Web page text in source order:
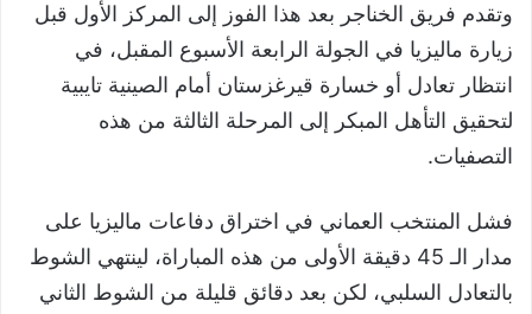
وتقدم فريق الخناجر بعد هذا الفوز إلى المركز الأول قبل
زيارة ماليزيا في الجولة الرابعة الأسبوع المقبل، في
انتظار تعادل أو خسارة قيرغزستان أمام الصينية تايبية
لتحقيق التأهل المبكر إلى المرحلة الثالثة من هذه
التصفيات.
فشل المنتخب العماني في اختراق دفاعات ماليزيا على
مدار الـ 45 دقيقة الأولى من هذه المباراة، لينتهي الشوط
بالتعادل السلبي، لكن بعد دقائق قليلة من الشوط الثاني